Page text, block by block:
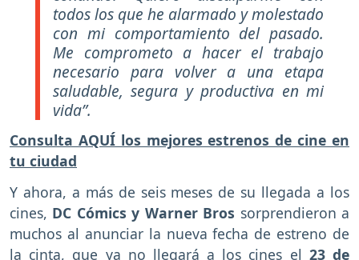
todos los que he alarmado y molestado
con mi comportamiento del pasado.
Me comprometo a hacer el trabajo
necesario para volver a una etapa
saludable, segura y productiva en mi
vida”.
Consulta AQUÍ los mejores estrenos de cine en
tu ciudad
Y ahora, a más de seis meses de su llegada a los
cines, DC Cómics y Warner Bros sorprendieron a
muchos al anunciar la nueva fecha de estreno de
la cinta, que ya no llegará a los cines el 23 de